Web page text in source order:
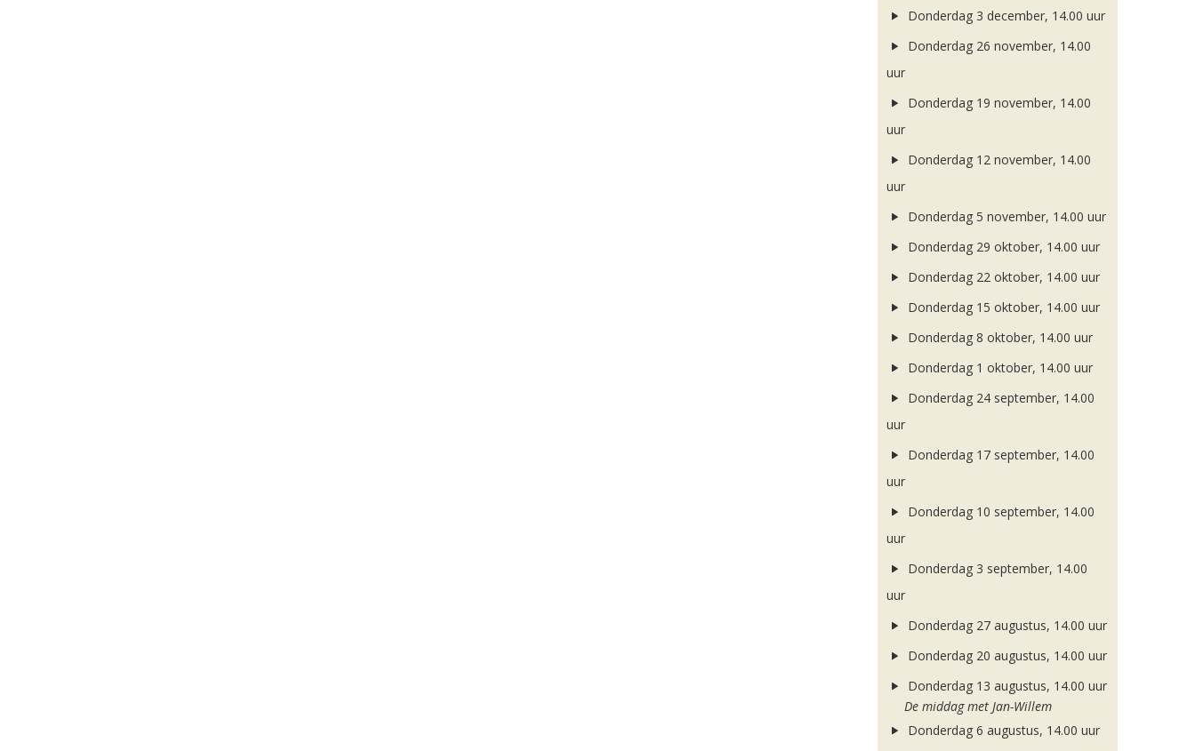
Donderdag 3 december, 14.00 uur
Donderdag 26 november, 14.00
uur
Donderdag 19 november, 14.00
uur
Donderdag 12 november, 14.00
uur
Donderdag 5 november, 14.00 uur
Donderdag 29 oktober, 14.00 uur
Donderdag 22 oktober, 14.00 uur
Donderdag 15 oktober, 14.00 uur
Donderdag 8 oktober, 14.00 uur
Donderdag 1 oktober, 14.00 uur
Donderdag 24 september, 14.00
uur
Donderdag 17 september, 14.00
uur
Donderdag 10 september, 14.00
uur
Donderdag 3 september, 14.00
uur
Donderdag 27 augustus, 14.00 uur
Donderdag 20 augustus, 14.00 uur
Donderdag 13 augustus, 14.00 uur
De middag met Jan-Willem
Donderdag 6 augustus, 14.00 uur